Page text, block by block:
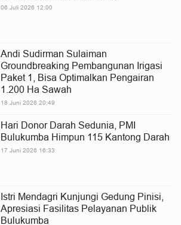
06 Juli 2026 12:00
Andi Sudirman Sulaiman
Groundbreaking Pembangunan Irigasi
Paket 1, Bisa Optimalkan Pengairan
1.200 Ha Sawah
18 Juni 2026 20:49
Hari Donor Darah Sedunia, PMI
Bulukumba Himpun 115 Kantong Darah
17 Juni 2026 16:33
Istri Mendagri Kunjungi Gedung Pinisi,
Apresiasi Fasilitas Pelayanan Publik
Bulukumba